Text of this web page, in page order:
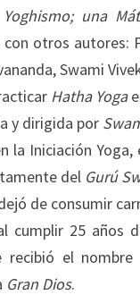
Yoghismo; una
otros autores:
Swami
Hatha Yoga
y dirigida por
la Iniciación
del Gurú
de consumir
cumplir 25 años
recibió el nombre
Gran Dios.